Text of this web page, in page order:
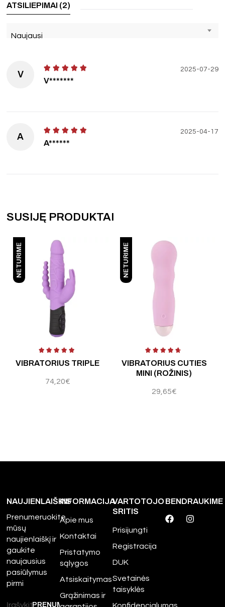
ATSILIEPIMAI (2)
Naujausi
V
V*******
2025-07-29
A
A******
2025-04-17
SUSIJĘ PRODUKTAI
NETURIME
VIBRATORIUS TRIPLE
74,20€
NETURIME
VIBRATORIUS CUTIES
MINI (ROŽINIS)
29,65€
Įvertinimas:5.00
NAUJIENLAIŠKIS
Prenumeruokite
mūsų
naujienlaiškį ir
gaukite
naujausius
pasiūlymus
pirmi
INFORMACIJA
Apie mus
Kontaktai
Pristatymo
sąlygos
Atsiskaitymas
Grąžinimas ir
VARTOTOJO
SRITIS
Prisijungti
Registracija
DUK
Svetainės
taisyklės
BENDRAUKIME